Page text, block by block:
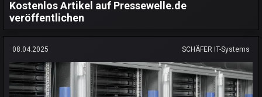
Kostenlos Artikel auf Pressewelle.de
veröffentlichen
08.04.2025 SCHÄFER IT-Systems